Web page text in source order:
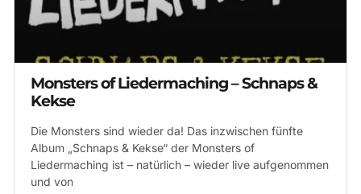
Monsters of Liedermaching – Schnaps &
Kekse
Die Monsters sind wieder da! Das inzwischen fünfte
Album „Schnaps & Kekse“ der Monsters of
Liedermaching ist – natürlich – wieder live aufgenommen
und von